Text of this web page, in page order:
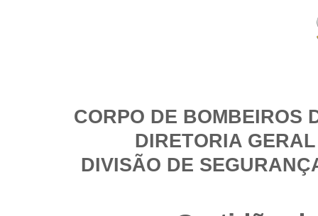
CORPO DE BOMBEIROS
DIRETORIA
DIVISÃO DE